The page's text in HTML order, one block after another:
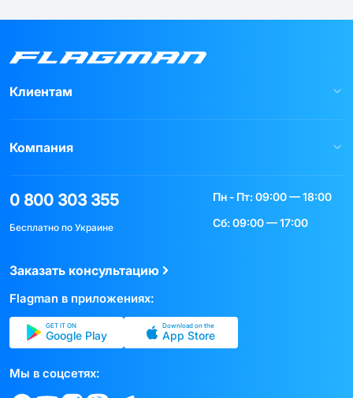
Клиентам
Компания
0 800 303 355
Бесплатно по Украине
Пн - Пт: 09:00 — 18:00
Сб: 09:00 — 17:00
Заказать консультацию
Flagman в приложениях:
GET IT ON
Google Play
Download on the
App Store
Мы в соцсетях: